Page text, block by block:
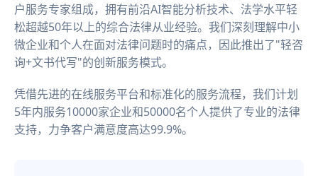
户服务专家组成，拥有前沿AI智能分析技术、法学水平轻
松超越50年以上的综合法律从业经验。我们深刻理解中小
微企业和个人在面对法律问题时的痛点，因此推出了"轻咨
询+文书代写"的创新服务模式。
凭借先进的在线服务平台和标准化的服务流程，我们计划
5年内服务10000家企业和50000名个人提供了专业的法律
支持，力争客户满意度高达99.9%。